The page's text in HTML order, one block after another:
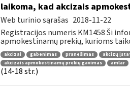
laikoma, kad akcizais
Web turinio sąrašas 2018-11-22
Registracijos numeris KM1458 Ši
apmokestinamų prekių, kurioms
akcizai gabenimas pranešimas akcizų
akcizais apmokestinamų prekių gavimas
amlar
(14-18 str.)